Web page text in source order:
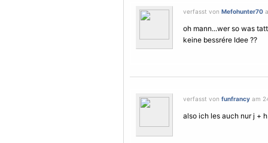
verfasst von Mefohunter70
oh mann...wer so was
keine bessrére Idee ??
verfasst von funfrancy am
also ich les auch nur j +